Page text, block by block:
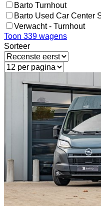
Barto Turnhout
Barto Used Car Center
Verwacht - Turnhout
Toon 339 wagens
Sorteer